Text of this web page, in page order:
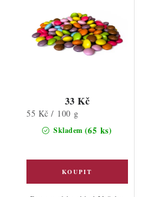
Skladem (65 ks)
33 Kč
Měrná
cena:
55 Kč / 100 g